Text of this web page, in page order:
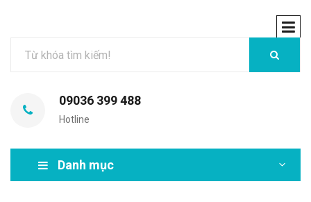
09036 399 488
Hotline
Danh mục